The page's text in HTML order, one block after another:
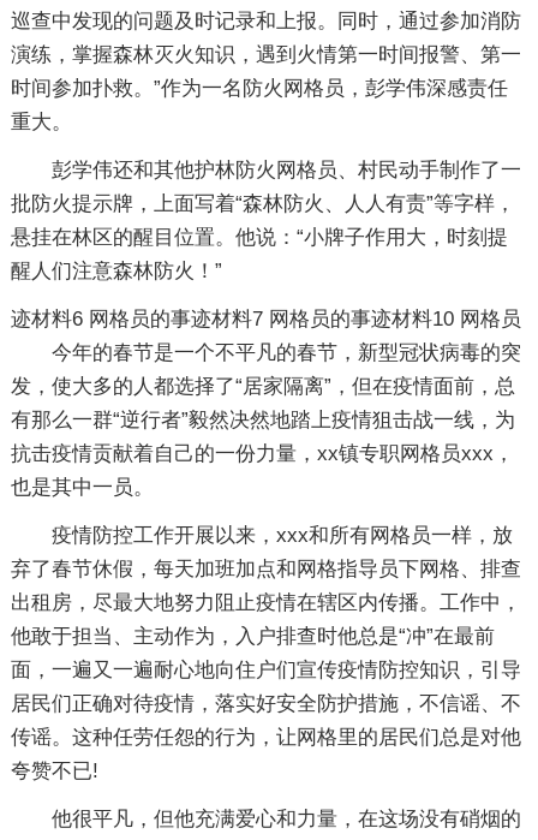
巡查中发现的问题及时记录和上报。同时，通过参加消防
演练，掌握森林灭火知识，遇到火情第一时间报警、第一
时间参加扑救。”作为一名防火网格员，彭学伟深感责任
重大。
彭学伟还和其他护林防火网格员、村民动手制作了一
批防火提示牌，上面写着“森林防火、人人有责”等字样，
悬挂在林区的醒目位置。他说：“小牌子作用大，时刻提
醒人们注意森林防火！”
迹材料6
今年的春节是一个不平凡的春节，新型冠状病毒的突
发，使大多的人都选择了“居家隔离”，但在疫情面前，总
有那么一群“逆行者”毅然决然地踏上疫情狙击战一线，为
抗击疫情贡献着自己的一份力量，xx镇专职网格员xxx，
也是其中一员。
疫情防控工作开展以来，xxx和所有网格员一样，放
弃了春节休假，每天加班加点和网格指导员下网格、排查
出租房，尽最大地努力阻止疫情在辖区内传播。工作中，
他敢于担当、主动作为，入户排查时他总是“冲”在最前
面，一遍又一遍耐心地向住户们宣传疫情防控知识，引导
居民们正确对待疫情，落实好安全防护措施，不信谣、不
传谣。这种任劳任怨的行为，让网格里的居民们总是对他
夸赞不已!
他很平凡，但他充满爱心和力量，在这场没有硝烟的
网格员的事迹材料7 网格员的事迹材料10 网格员